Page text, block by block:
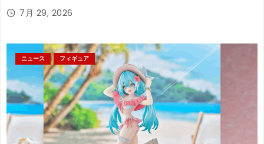
7月 29, 2026
ニュース フィギュア